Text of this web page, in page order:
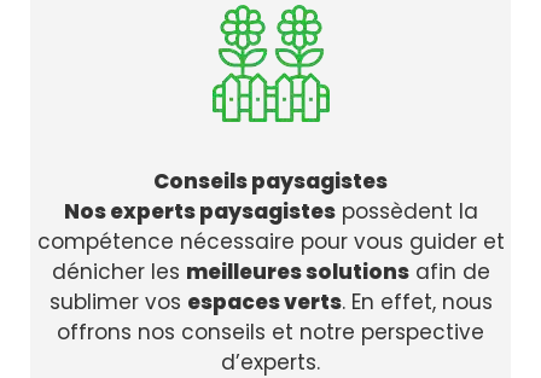
Conseils paysagistes
Nos experts paysagistespossèdent la
compétence nécessaire pour vous guider et
dénicher les meilleures solutionsafin de
sublimer vos espaces verts. En effet, nous
offrons nos conseils et notre perspective
d’experts.